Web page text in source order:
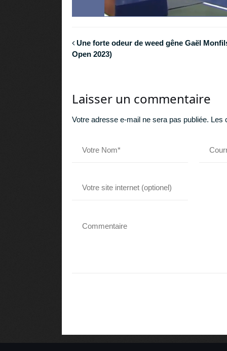
Une forte odeur de weed gêne Gaël
Open 2023)
Laisser un commentaire
Votre adresse e-mail ne sera pas publiée. Les